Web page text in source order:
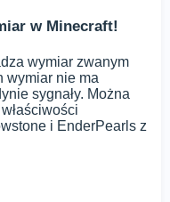
w Minecraft!
wymiar zwanym
wymiar nie ma
sygnały. Można
i EnderPearls z